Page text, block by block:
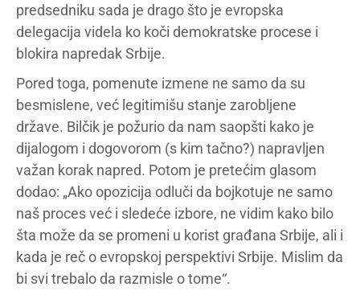
predsedniku sada je drago što je evropska
delegacija videla ko koči demokratske procese i
blokira napredak Srbije.
Pored toga, pomenute izmene ne samo da su
besmislene, već legitimišu stanje zarobljene
države. Bilčik je požurio da nam saopšti kako je
dijalogom i dogovorom (s kim tačno?) napravljen
važan korak napred. Potom je pretećim glasom
dodao: „Ako opozicija odluči da bojkotuje ne samo
naš proces već i sledeće izbore, ne vidim kako bilo
šta može da se promeni u korist građana Srbije, ali i
kada je reč o evropskoj perspektivi Srbije. Mislim da
bi svi trebalo da razmisle o tome“.